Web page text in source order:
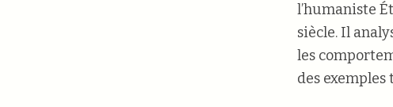
l’humaniste
siècle. Il
les
des